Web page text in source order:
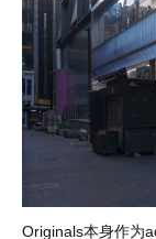
Originals本身作为